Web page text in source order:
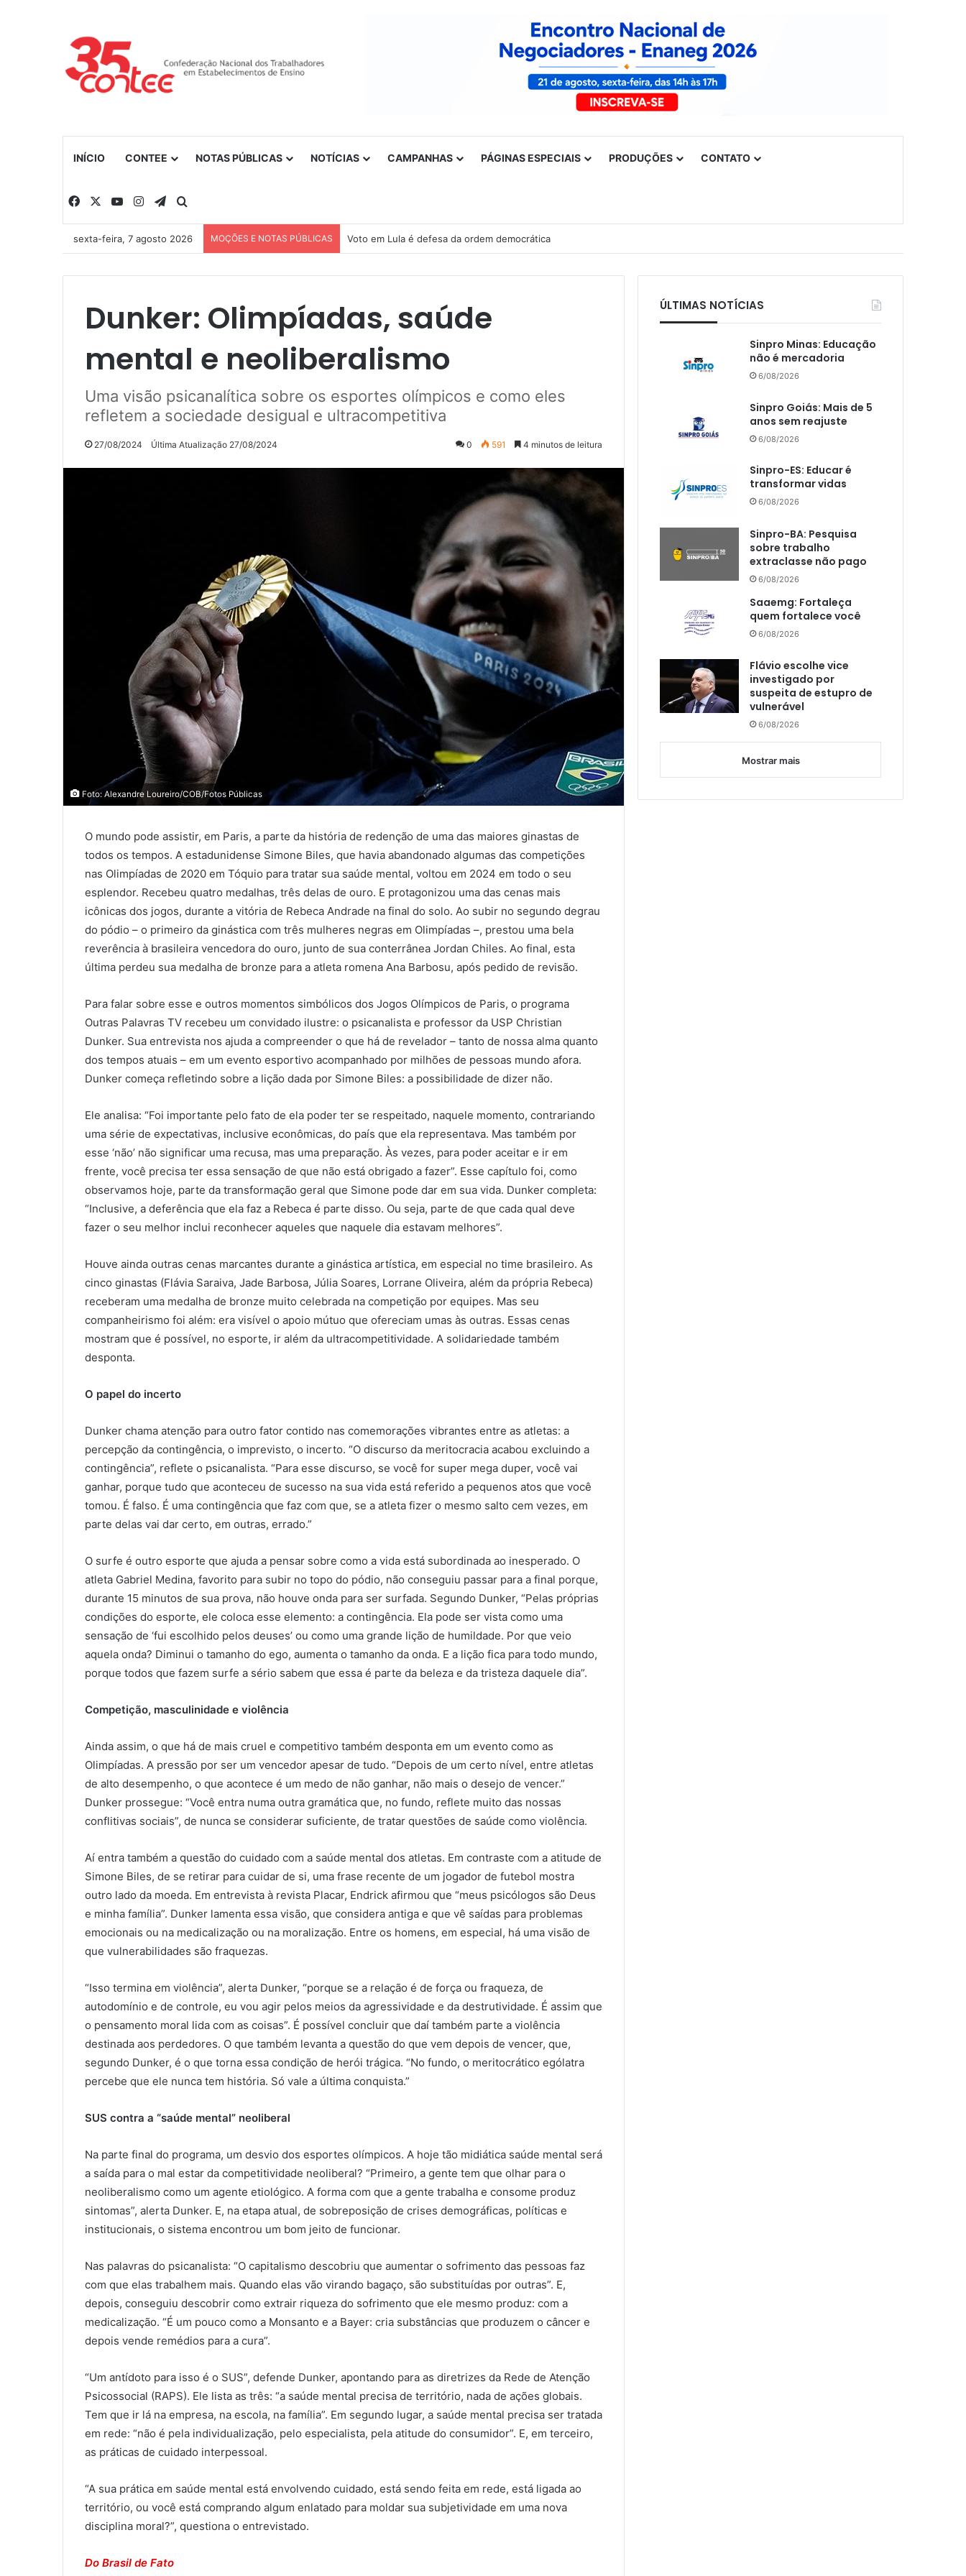
INÍCIO CONTEE NOTAS PÚBLICAS NOTÍCIAS CAMPANHAS PÁGINAS ESPECIAIS PRODUÇÕES CONTATO
Facebook YouTubeInstagramTelegram
sexta-feira, 7 agosto 2026 MOÇÕES E NOTAS PÚBLICAS Nota de solidariedade ao povo venezuelano
Dunker: Olimpíadas, saúde
mental e neoliberalismo
Uma visão psicanalítica sobre os esportes olímpicos e como eles
refletem a sociedade desigual e ultracompetitiva
27/08/2024 Última Atualização 27/08/2024 0 591 4 minutos de leitura
Foto: Alexandre Loureiro/COB/Fotos Públicas
O mundo pode assistir, em Paris, a parte da história de redenção de uma das maiores ginastas de
todos os tempos. A estadunidense Simone Biles, que havia abandonado algumas das competições
nas Olimpíadas de 2020 em Tóquio para tratar sua saúde mental, voltou em 2024 em todo o seu
esplendor. Recebeu quatro medalhas, três delas de ouro. E protagonizou uma das cenas mais
icônicas dos jogos, durante a vitória de Rebeca Andrade na final do solo. Ao subir no segundo degrau
do pódio – o primeiro da ginástica com três mulheres negras em Olimpíadas –, prestou uma bela
reverência à brasileira vencedora do ouro, junto de sua conterrânea Jordan Chiles. Ao final, esta
última perdeu sua medalha de bronze para a atleta romena Ana Barbosu, após pedido de revisão.
Para falar sobre esse e outros momentos simbólicos dos Jogos Olímpicos de Paris, o programa
Outras Palavras TV recebeu um convidado ilustre: o psicanalista e professor da USP Christian
Dunker. Sua entrevista nos ajuda a compreender o que há de revelador – tanto de nossa alma quanto
dos tempos atuais – em um evento esportivo acompanhado por milhões de pessoas mundo afora.
Dunker começa refletindo sobre a lição dada por Simone Biles: a possibilidade de dizer não.
Ele analisa: “Foi importante pelo fato de ela poder ter se respeitado, naquele momento, contrariando
uma série de expectativas, inclusive econômicas, do país que ela representava. Mas também por
esse ‘não’ não significar uma recusa, mas uma preparação. Às vezes, para poder aceitar e ir em
frente, você precisa ter essa sensação de que não está obrigado a fazer”. Esse capítulo foi, como
observamos hoje, parte da transformação geral que Simone pode dar em sua vida. Dunker completa:
“Inclusive, a deferência que ela faz a Rebeca é parte disso. Ou seja, parte de que cada qual deve
fazer o seu melhor inclui reconhecer aqueles que naquele dia estavam melhores”.
Houve ainda outras cenas marcantes durante a ginástica artística, em especial no time brasileiro. As
cinco ginastas (Flávia Saraiva, Jade Barbosa, Júlia Soares, Lorrane Oliveira, além da própria Rebeca)
receberam uma medalha de bronze muito celebrada na competição por equipes. Mas seu
companheirismo foi além: era visível o apoio mútuo que ofereciam umas às outras. Essas cenas
mostram que é possível, no esporte, ir além da ultracompetitividade. A solidariedade também
desponta.
O papel do incerto
Dunker chama atenção para outro fator contido nas comemorações vibrantes entre as atletas: a
percepção da contingência, o imprevisto, o incerto. “O discurso da meritocracia acabou excluindo a
contingência”, reflete o psicanalista. “Para esse discurso, se você for super mega duper, você vai
ganhar, porque tudo que aconteceu de sucesso na sua vida está referido a pequenos atos que você
tomou. É falso. É uma contingência que faz com que, se a atleta fizer o mesmo salto cem vezes, em
parte delas vai dar certo, em outras, errado.”
O surfe é outro esporte que ajuda a pensar sobre como a vida está subordinada ao inesperado. O
atleta Gabriel Medina, favorito para subir no topo do pódio, não conseguiu passar para a final porque,
durante 15 minutos de sua prova, não houve onda para ser surfada. Segundo Dunker, “Pelas próprias
condições do esporte, ele coloca esse elemento: a contingência. Ela pode ser vista como uma
sensação de ‘fui escolhido pelos deuses’ ou como uma grande lição de humildade. Por que veio
aquela onda? Diminui o tamanho do ego, aumenta o tamanho da onda. E a lição fica para todo mundo,
porque todos que fazem surfe a sério sabem que essa é parte da beleza e da tristeza daquele dia”.
Competição, masculinidade e violência
Ainda assim, o que há de mais cruel e competitivo também desponta em um evento como as
Olimpíadas. A pressão por ser um vencedor apesar de tudo. “Depois de um certo nível, entre atletas
de alto desempenho, o que acontece é um medo de não ganhar, não mais o desejo de vencer.”
Dunker prossegue: “Você entra numa outra gramática que, no fundo, reflete muito das nossas
conflitivas sociais”, de nunca se considerar suficiente, de tratar questões de saúde como violência.
Aí entra também a questão do cuidado com a saúde mental dos atletas. Em contraste com a atitude de
Simone Biles, de se retirar para cuidar de si, uma frase recente de um jogador de futebol mostra
outro lado da moeda. Em entrevista à revista Placar, Endrick afirmou que “meus psicólogos são Deus
e minha família”. Dunker lamenta essa visão, que considera antiga e que vê saídas para problemas
emocionais ou na medicalização ou na moralização. Entre os homens, em especial, há uma visão de
que vulnerabilidades são fraquezas.
“Isso termina em violência”, alerta Dunker, “porque se a relação é de força ou fraqueza, de
autodomínio e de controle, eu vou agir pelos meios da agressividade e da destrutividade. É assim que
o pensamento moral lida com as coisas”. É possível concluir que daí também parte a violência
destinada aos perdedores. O que também levanta a questão do que vem depois de vencer, que,
segundo Dunker, é o que torna essa condição de herói trágica. “No fundo, o meritocrático ególatra
percebe que ele nunca tem história. Só vale a última conquista.”
SUS contra a “saúde mental” neoliberal
Na parte final do programa, um desvio dos esportes olímpicos. A hoje tão midiática saúde mental será
a saída para o mal estar da competitividade neoliberal? “Primeiro, a gente tem que olhar para o
neoliberalismo como um agente etiológico. A forma com que a gente trabalha e consome produz
sintomas”, alerta Dunker. E, na etapa atual, de sobreposição de crises demográficas, políticas e
institucionais, o sistema encontrou um bom jeito de funcionar.
Nas palavras do psicanalista: “O capitalismo descobriu que aumentar o sofrimento das pessoas faz
com que elas trabalhem mais. Quando elas vão virando bagaço, são substituídas por outras”. E,
depois, conseguiu descobrir como extrair riqueza do sofrimento que ele mesmo produz: com a
medicalização. “É um pouco como a Monsanto e a Bayer: cria substâncias que produzem o câncer e
depois vende remédios para a cura”.
“Um antídoto para isso é o SUS”, defende Dunker, apontando para as diretrizes da Rede de Atenção
Psicossocial (RAPS). Ele lista as três: “a saúde mental precisa de território, nada de ações globais.
Tem que ir lá na empresa, na escola, na família”. Em segundo lugar, a saúde mental precisa ser tratada
em rede: “não é pela individualização, pelo especialista, pela atitude do consumidor”. E, em terceiro,
as práticas de cuidado interpessoal.
“A sua prática em saúde mental está envolvendo cuidado, está sendo feita em rede, está ligada ao
território, ou você está comprando algum enlatado para moldar sua subjetividade em uma nova
disciplina moral?”, questiona o entrevistado.
Do Brasil de Fato
ÚLTIMAS NOTÍCIAS
Sinpro Minas: Educação
não é mercadoria
6/08/2026
Sinpro Goiás: Mais de 5
anos sem reajuste
6/08/2026
Sinpro-ES: Educar é
transformar vidas
6/08/2026
Sinpro-BA: Pesquisa
sobre trabalho
extraclasse não pago
6/08/2026
Saaemg: Fortaleça
quem fortalece você
6/08/2026
Flávio escolhe vice
investigado por
suspeita de estupro de
vulnerável
6/08/2026
Mostrar mais